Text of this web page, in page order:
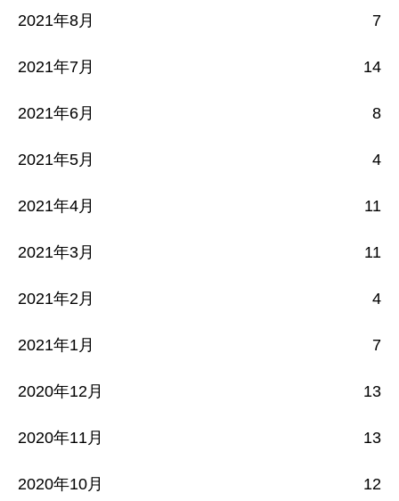
2021年8月 7
2021年7月 14
2021年6月 8
2021年5月 4
2021年4月 11
2021年3月 11
2021年2月 4
2021年1月 7
2020年12月 13
2020年11月 13
2020年10月 12